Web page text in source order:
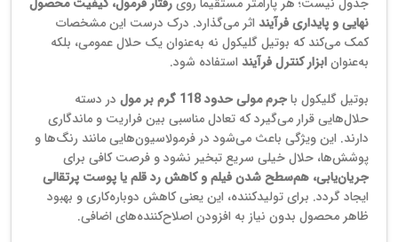
نهایی و پایداری فرآیند اثر می‌گذارد. درک درست این مشخصات
کمک می‌کند که بوتیل گلیکول نه به‌عنوان یک حلال عمومی، بلکه
به‌عنوانابزار کنترل فرآیند استفاده شود.
بوتیل گلیکول باجرم مولی حدود 118 گرم بر مول
در دسته
حلال‌هایی قرار می‌گیرد که تعادل مناسبی بین فراریت و ماندگاری
دارند. این ویژگی باعث می‌شود در فرمولاسیون‌هایی مانند رنگ‌ها و
پوشش‌ها، حلال خیلی سریع تبخیر نشود و فرصت کافی برای
جریان‌یابی، هم‌سطح شدن فیلم و کاهش رد قلم یا پوست پرتقالی
ایجاد گردد. برای تولیدکننده، این یعنی کاهش دوباره‌کاری و بهبود
ظاهر محصول بدون نیاز به افزودن اصلاح‌کننده‌های اضافی.